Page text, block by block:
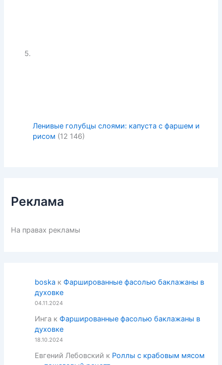
Ленивые голубцы слоями: капуста с фаршем и
рисом (12 146)
Реклама
На правах рекламы
boska к Фаршированные фасолью баклажаны в
духовке
04.11.2024
Инга к Фаршированные фасолью баклажаны в
духовке
18.10.2024
Евгений Лебовский к Роллы с крабовым мясом